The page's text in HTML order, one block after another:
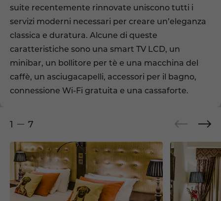
suite recentemente rinnovate uniscono tutti i
servizi moderni necessari per creare un’eleganza
classica e duratura. Alcune di queste
caratteristiche sono una smart TV LCD, un
minibar, un bollitore per tè e una macchina del
caffè, un asciugacapelli, accessori per il bagno,
connessione Wi-Fi gratuita e una cassaforte.
1 7